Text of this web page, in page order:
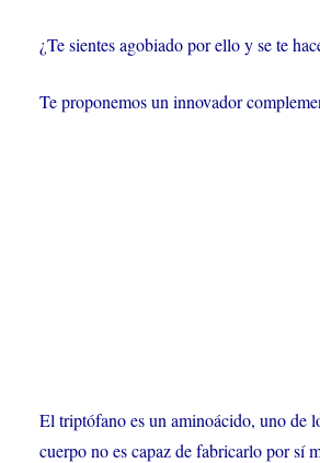
¿Te sientes agobiado por ello y se te
Te proponemos un innovador
El triptófano es un aminoácido, uno de
cuerpo no es capaz de fabricarlo por sí